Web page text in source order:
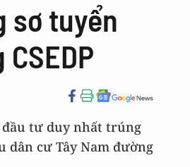
sơ tuyển
đầu tư duy nhất trúng
dân cư Tây Nam đường